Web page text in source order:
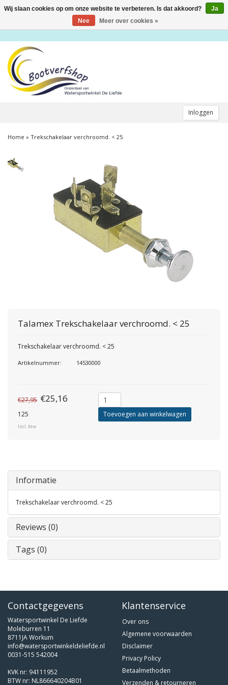
Inloggen
Toggle
Home » Trekschakelaar verchroomd. < 25
Talamex Trekschakelaar verchroomd. < 25
Trekschakelaar verchroomd. < 25
Artikelnummer: 14530000
€27,95 €25,16
125
Incl. btw
Toevoegen aan winkelwagen
Informatie
Trekschakelaar verchroomd. < 25
Reviews (0)
Tags (0)
Contactgegevens
Watersportwinkel De Liefde
Moleburren 11
8711JA Workum
info@watersportwinkeldeliefde.nl
0031-515 542004
KVK nr: 94111952
BTW nr: NL866640204B01
Klantenservice
Over ons
Algemene voorwaarden
Disclaimer
Privacy Policy
Betaalmethoden
Verzenden & retourneren
Wij slaan cookies op om onze website te verbeteren. Is dat akkoord?
Ja
Nee
Meer over cookies »